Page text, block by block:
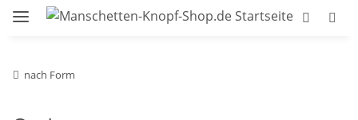
nach Form